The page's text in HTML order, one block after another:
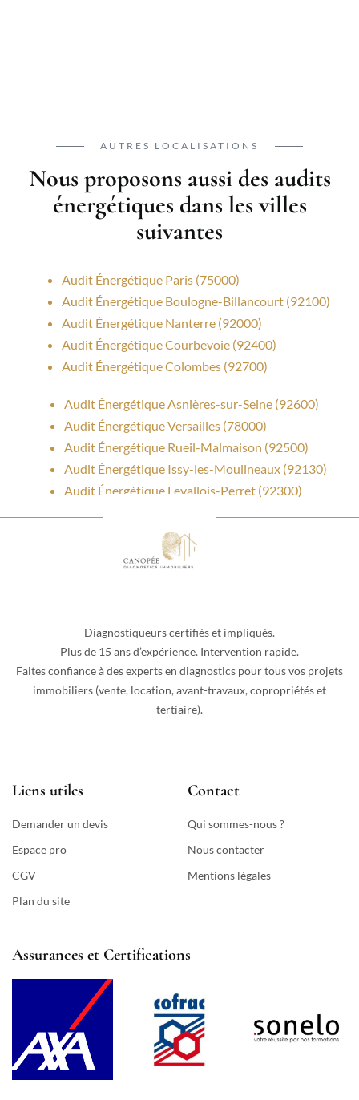
AUTRES LOCALISATIONS
Nous proposons aussi des audits
énergétiques dans les villes
suivantes
Audit Énergétique Paris (75000)
Audit Énergétique Boulogne-Billancourt (92100)
Audit Énergétique Nanterre (92000)
Audit Énergétique Courbevoie (92400)
Audit Énergétique Colombes (92700)
Audit Énergétique Asnières-sur-Seine (92600)
Audit Énergétique Versailles (78000)
Audit Énergétique Rueil-Malmaison (92500)
Audit Énergétique Issy-les-Moulineaux (92130)
Audit Énergétique Levallois-Perret (92300)
Diagnostiqueurs certifiés et impliqués.
Plus de 15 ans d’expérience. Intervention rapide.
Faites confiance à des experts en diagnostics pour tous vos projets
immobiliers (vente, location, avant-travaux, copropriétés et
tertiaire).
Liens utiles
Demander un devis
Espace pro
CGV
Plan du site
Contact
Qui sommes-nous ?
Nous contacter
Mentions légales
Assurances et Certifications